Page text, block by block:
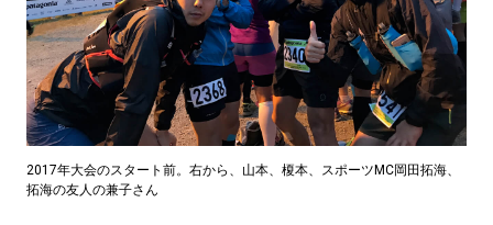
2017年大会のスタート前。右から、山本、榎本、スポーツMC岡田拓海、
拓海の友人の兼子さん